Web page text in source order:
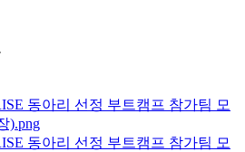
동아리 선정 부트캠프 참가팀 모
).png
동아리 선정 부트캠프 참가팀 모